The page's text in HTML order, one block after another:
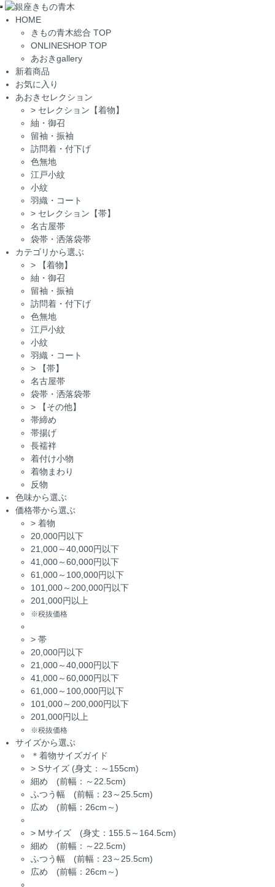
Toggle
navigation
HOME
きもの青木総合 TOP
ONLINESHOP TOP
あおきgallery
新着商品
お気に入り
あおきセレクション
> セレクション【着物】
紬・御召
留袖・振袖
訪問着・付下げ
色無地
江戸小紋
小紋
羽織・コート
> セレクション【帯】
名古屋帯
袋帯・洒落袋帯
カテゴリから選ぶ
>
【着物】
紬・御召
留袖・振袖
訪問着・付下げ
色無地
江戸小紋
小紋
羽織・コート
>
【帯】
名古屋帯
袋帯・洒落袋帯
>
【その他】
帯締め
帯揚げ
長襦袢
着付け小物
着物まわり
反物
色味から選ぶ
価格帯から選ぶ
> 着物
20,000円以下
21,000～40,000円以下
41,000～60,000円以下
61,000～100,000円以下
101,000～200,000円以下
201,000円以上
※税抜価格
> 帯
20,000円以下
21,000～40,000円以下
41,000～60,000円以下
61,000～100,000円以下
101,000～200,000円以下
201,000円以上
※税抜価格
サイズから選ぶ
＊着物サイズガイド
> Sサイズ (身丈：～155cm)
細め (前幅：～22.5cm)
ふつう幅 (前幅：23～25.5cm)
広め (前幅：26cm～)
> Mサイズ (身丈：155.5～164.5cm)
細め (前幅：～22.5cm)
ふつう幅 (前幅：23～25.5cm)
広め (前幅：26cm～)